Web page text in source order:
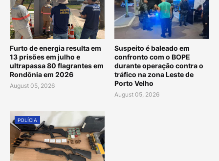
Furto de energia resulta em
13 prisões em julho e
ultrapassa 80 flagrantes em
Rondônia em 2026
August 05, 2026
Suspeito é baleado em
confronto com o BOPE
durante operação contra o
tráfico na zona Leste de
Porto Velho
August 05, 2026
POLÍCIA